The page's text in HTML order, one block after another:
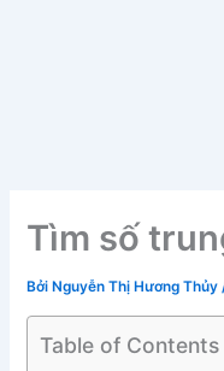
Tìm số
Bởi Nguyễn Thị Hương Thủy
Table of Contents